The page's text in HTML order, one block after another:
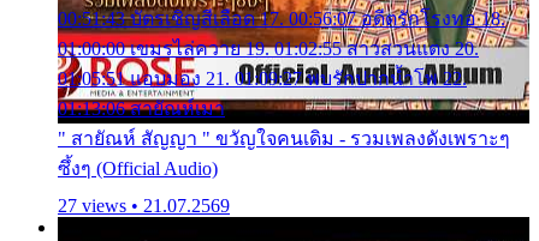
00:51:43 บัตรเชิญสีเลือด 17. 00:56:07 อดีตรักโรงทอ 18.
01:00:00 เขมรไล่ควาย 19. 01:02:55 สาวสวนแตง 20.
01:05:51 แอบมอง 21. 01:09:27 พบรักปากน้ำโพ 22.
01:13:06 สายัณห์เมา
" สายัณห์ สัญญา " ขวัญใจคนเดิม - รวมเพลงดังเพราะๆ
ซึ้งๆ (Official Audio)
27 views • 21.07.2569